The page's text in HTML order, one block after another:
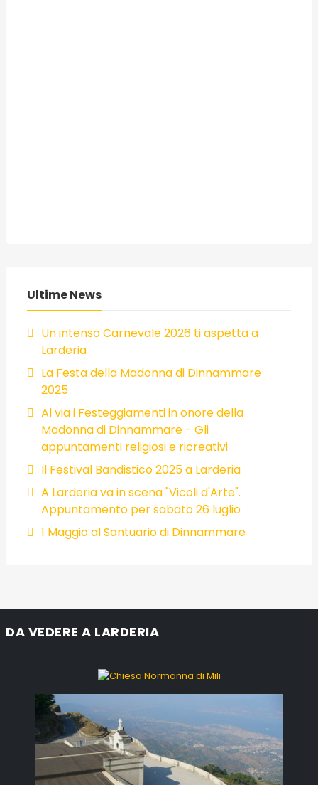
Ultime News
Un intenso Carnevale 2026 ti aspetta a
Larderia
La Festa della Madonna di Dinnammare
2025
Al via i Festeggiamenti in onore della
Madonna di Dinnammare - Gli
appuntamenti religiosi e ricreativi
Il Festival Bandistico 2025 a Larderia
A Larderia va in scena "Vicoli d'Arte".
Appuntamento per sabato 26 luglio
1 Maggio al Santuario di Dinnammare
DA VEDERE A LARDERIA